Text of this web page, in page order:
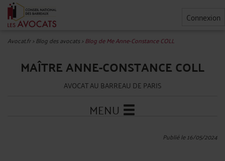
Connexion
Avocat.fr>Blog des avocats>Blog de Me Anne-Constance COLL
MAÎTRE ANNE-CONSTANCE COLL
AVOCAT AU BARREAU DE PARIS
MENU
Publié le 16/05/2024